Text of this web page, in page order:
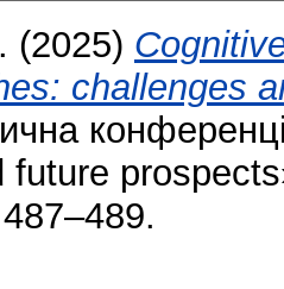
(2025)
challenges
future